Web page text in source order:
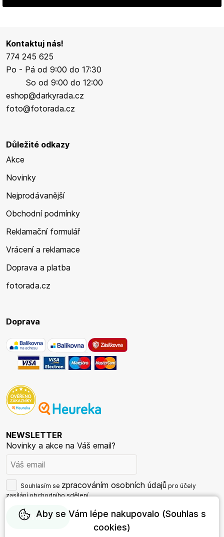
Kontaktuj nás!
774 245 625
Po - Pá od 9:00 do 17:30
So od 9:00 do 12:00
eshop@darkyrada.cz
foto@fotorada.cz
Důležité odkazy
Akce
Novinky
Nejprodávanější
Obchodní podmínky
Reklamační formulář
Vrácení a reklamace
Doprava a platba
fotorada.cz
Doprava
NEWSLETTER
Novinky a akce na Váš email?
Souhlasím se zpracováním osobních údajů pro účely
zasílání obchodního sdělení.
Aby se Vám lépe nakupovalo (Souhlas s
cookies)